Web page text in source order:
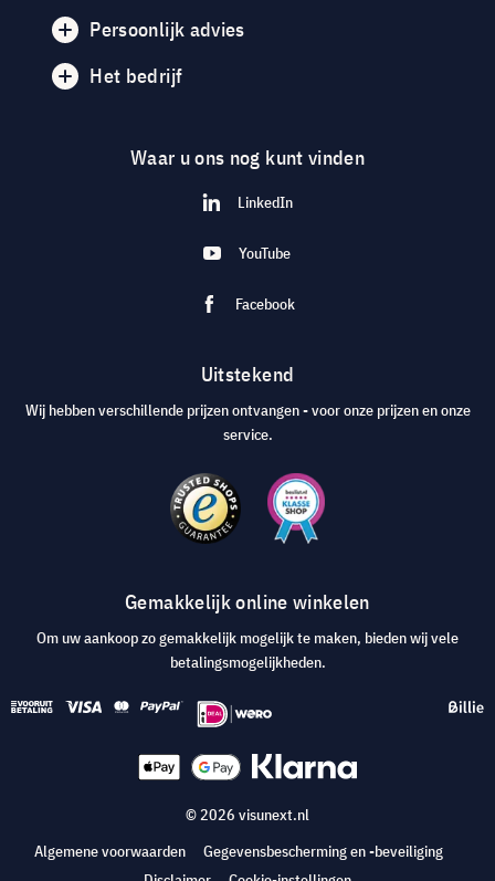
Persoonlijk advies
Het bedrijf
Waar u ons nog kunt vinden
LinkedIn
YouTube
Facebook
Uitstekend
Wij hebben verschillende prijzen ontvangen - voor onze prijzen en onze
service.
Gemakkelijk online winkelen
Om uw aankoop zo gemakkelijk mogelijk te maken, bieden wij vele
betalingsmogelijkheden.
© 2026 visunext.nl
Algemene voorwaarden
Gegevensbescherming en -beveiliging